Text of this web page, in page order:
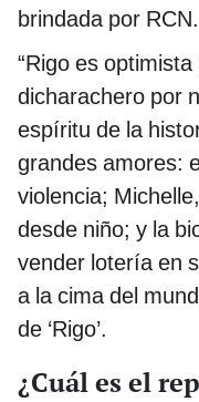
brindada por RCN.
“Rigo es
dicharachero por
espíritu de la
grandes amores:
violencia;
desde niño; y la
vender lotería en
a la cima del
de ‘Rigo’.
¿Cuál es el